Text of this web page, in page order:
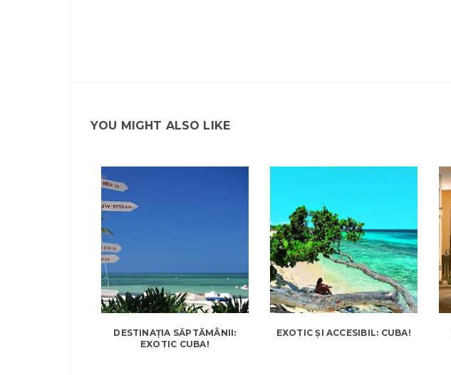
YOU MIGHT ALSO LIKE
DESTINAȚIA SĂPTĂMÂNII:
EXOTIC CUBA!
EXOTIC ȘI ACCESIBIL: CUBA!